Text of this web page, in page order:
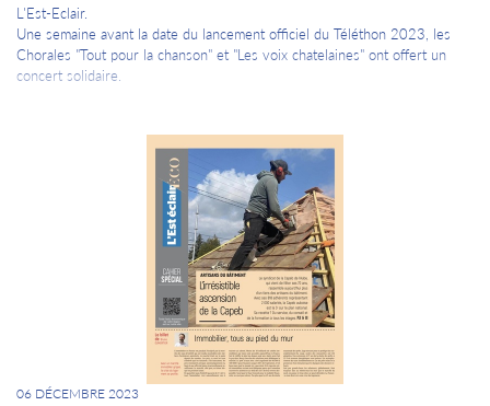
L'Est-Eclair.
Une semaine avant la date du lancement officiel du Téléthon 2023, les
Chorales "Tout pour la chanson" et "Les voix chatelaines" ont offert un
concert solidaire.
06 DÉCEMBRE 2023